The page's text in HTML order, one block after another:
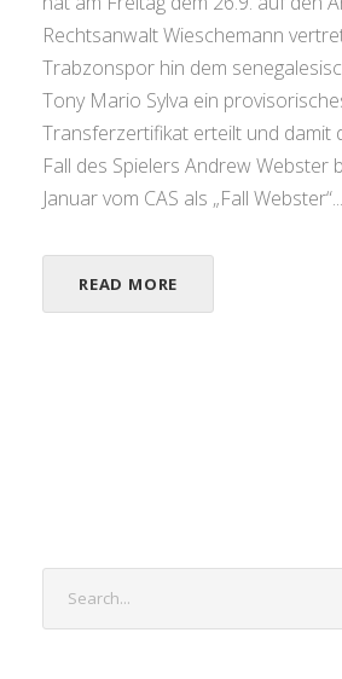
Rechtsanwalt Wieschemann
Trabzonspor hin dem
Tony Mario Sylva ein
Transferzertifikat erteilt und damit
Fall des Spielers Andrew Webster
Januar vom CAS als „Fall Webster“...
READ MORE